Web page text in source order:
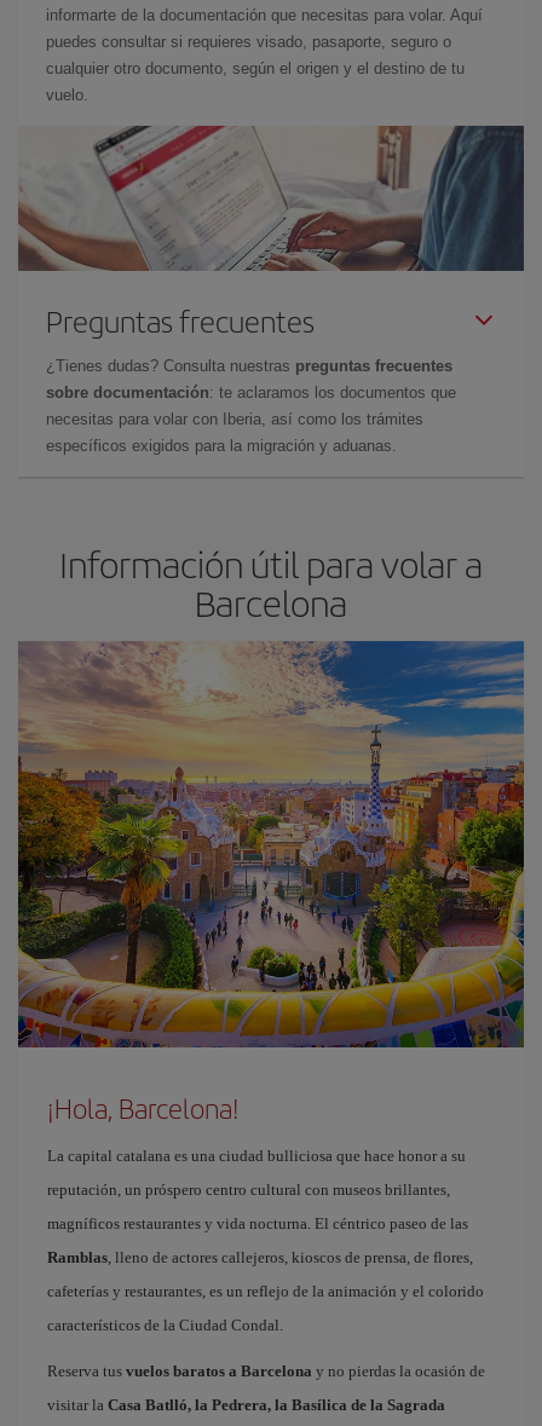
informarte de la documentación que necesitas para volar. Aquí
puedes consultar si requieres visado, pasaporte, seguro o
cualquier otro documento, según el origen y el destino de tu
vuelo.
Preguntas frecuentes
¿Tienes dudas? Consulta nuestras preguntas frecuentes
sobre documentación: te aclaramos los documentos que
necesitas para volar con Iberia, así como los trámites
específicos exigidos para la migración y aduanas.
Información útil para volar a
Barcelona
¡Hola, Barcelona!
La capital catalana es una ciudad bulliciosa que hace honor a su
reputación, un próspero centro cultural con museos brillantes,
magníficos restaurantes y vida nocturna. El céntrico paseo de las
Ramblas, lleno de actores callejeros, kioscos de prensa, de flores,
cafeterías y restaurantes, es un reflejo de la animación y el colorido
característicos de la Ciudad Condal.
Reserva tus vuelos baratos a Barcelona y no pierdas la ocasión de
visitar la Casa Batlló, la Pedrera, la Basílica de la Sagrada